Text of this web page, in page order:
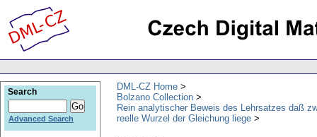
DML-CZ Home
Bolzano Collection
Rein analytischer Beweis des Lehrsatzes daß
reelle Wurzel der Gleichung liege
Search
Advanced Search